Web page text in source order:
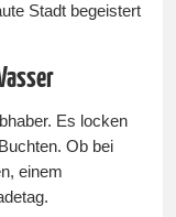
Stadt begeistert
Es locken
Ob bei
einem